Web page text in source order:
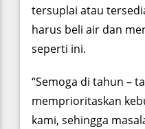
tersuplai atau
harus beli air dan
seperti ini.
“Semoga di tahun –
memprioritaskan
kami, sehingga